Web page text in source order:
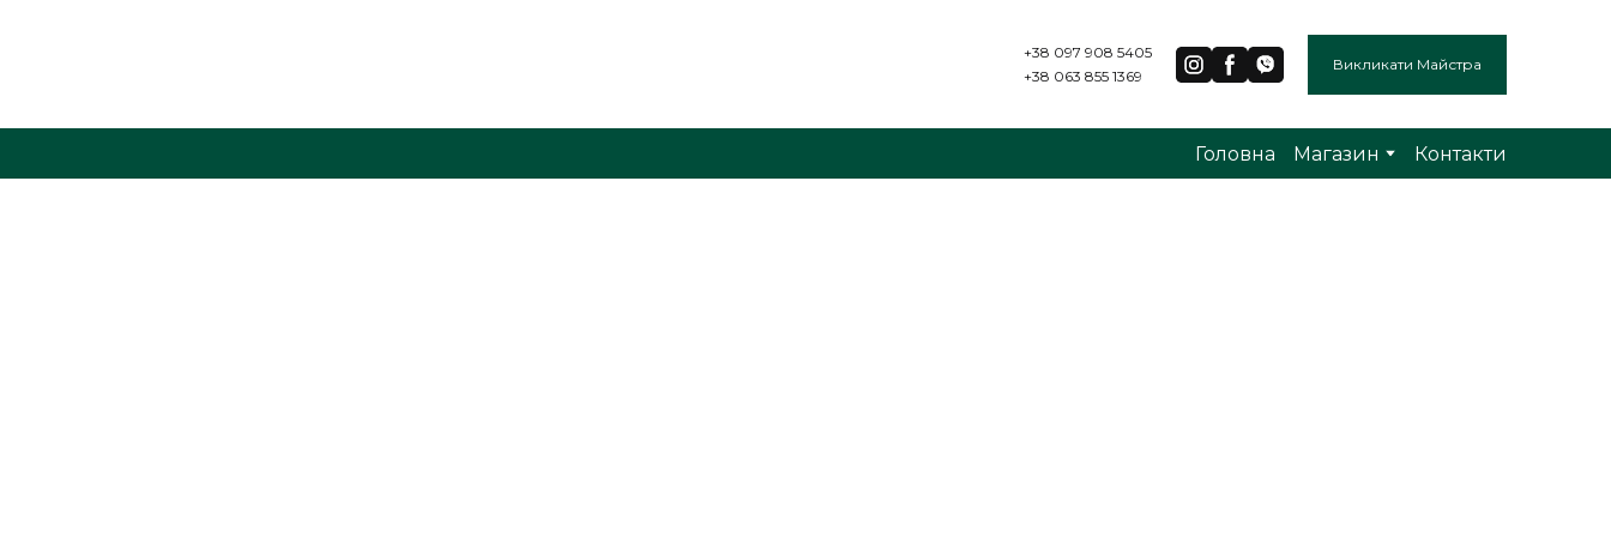
+38 097 908 5405
+38 063 855 1369
Викликати Майстра
Головна Магазин Контакти